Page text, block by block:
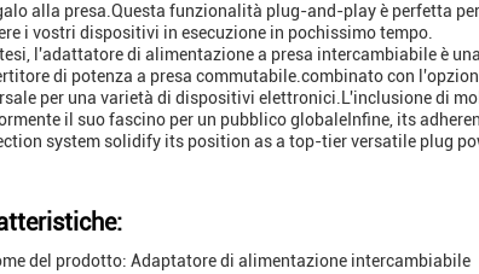
alla presa.Questa funzionalità plug-and-play è perfetta
i vostri dispositivi in esecuzione in pochissimo tempo.
l'adattatore di alimentazione a presa intercambiabile è
di potenza a presa commutabile.combinato con
per una varietà di dispositivi elettronici.L'inclusione di
il suo fascino per un pubblico globaleInfine, its
system solidify its position as a top-tier versatile plug
del prodotto: Adaptatore di alimentazione intercambiabile